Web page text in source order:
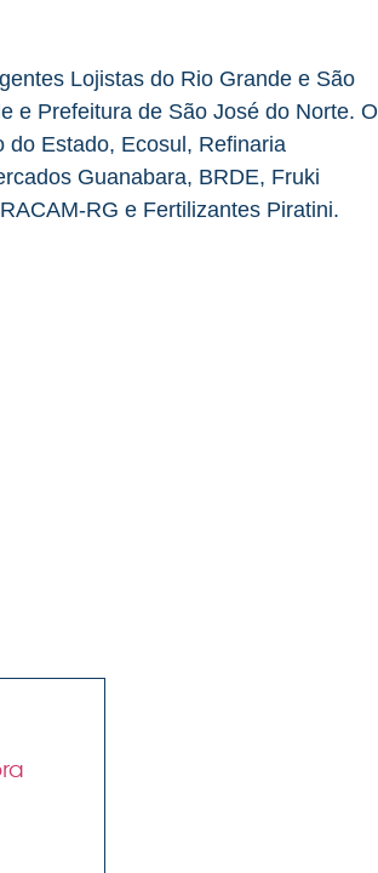
Lojistas do Rio Grande e São
e Prefeitura de São José do Norte. O
do Estado, Ecosul, Refinaria
Guanabara, BRDE, Fruki
RG e Fertilizantes Piratini.